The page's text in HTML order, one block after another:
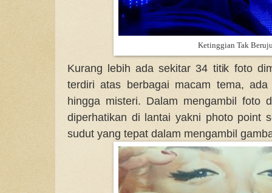
Ketinggian Tak
Kurang lebih ada sekitar 34 titik foto
terdiri atas berbagai macam tema,
hingga misteri. Dalam mengambil foto
diperhatikan di lantai yakni photo point
sudut yang tepat dalam mengambil